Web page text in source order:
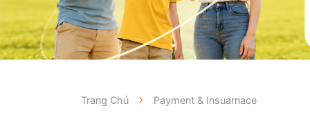
Trang Chủ Payment & Insuarnace